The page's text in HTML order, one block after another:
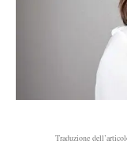
Traduzione